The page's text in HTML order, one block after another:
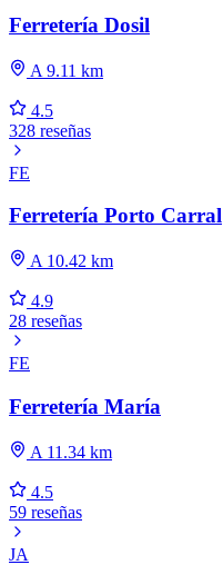
Ferretería Dosil
A 9.11 km
4.5
328 reseñas
FE
Ferretería Porto Carral
A 10.42 km
4.9
28 reseñas
FE
Ferretería María
A 11.34 km
4.5
59 reseñas
JA